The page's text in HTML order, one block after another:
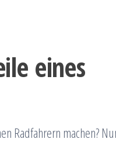
eines
Radfahrern machen?